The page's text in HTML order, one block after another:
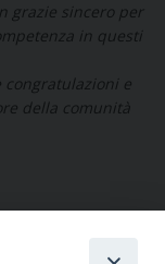
grazie sincero per
in questi
congratulazioni e
della comunità